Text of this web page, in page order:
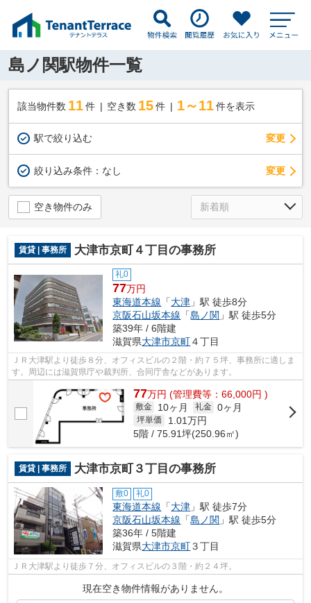
島ノ関駅物件一覧
該当物件数 11件 空き数 15 件 1～11 件を表示
駅で絞り込む 変更
絞り込み条件： なし 変更
空き物件のみ
賃貸 | 事務所 大津市京町４丁目の事務所
礼0
77万円
東海道本線 「大津 」駅 徒歩8分
京阪石山坂本線 「島ノ関 」駅 徒歩5分
築39年 / 6階建
滋賀県大津市京町４丁目
ＪＲ大津駅より徒歩８分、オフィスビルの２階・約７５坪、事務所に適しま
す。周辺には滋賀県庁や裁判所、合同庁舎などがあります。
77万円 (管理費等：66,000円 )
敷金 10ヶ月 礼金 0ヶ月
坪単価 1.01万円
5階 / 75.91坪(250.96㎡)
賃貸 | 事務所 大津市京町３丁目の事務所
敷0 礼0
東海道本線 「大津 」駅 徒歩7分
京阪石山坂本線 「島ノ関 」駅 徒歩5分
築36年 / 5階建
滋賀県大津市京町３丁目
ＪＲ大津駅より徒歩７分、オフィスビルの３階・約２４坪。
現在空き物件情報がありません。